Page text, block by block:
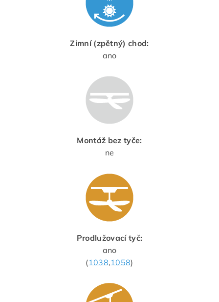
Zimní (zpětný) chod:
ano
Montáž bez tyče:
ne
Prodlužovací tyč:
ano
(1038,1058)